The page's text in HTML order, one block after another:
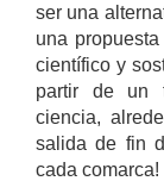
ser una
una
científico y
partir de un
ciencia,
salida de fin
cada comarca!